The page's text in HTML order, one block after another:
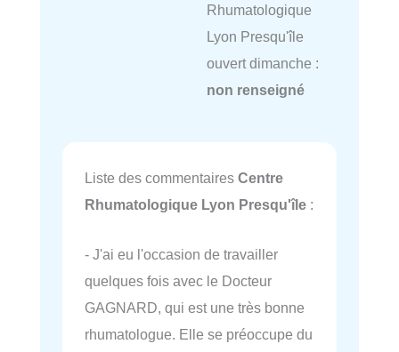
Rhumatologique
Lyon Presqu'île
ouvert dimanche :
non renseigné
Liste des commentaires Centre
Rhumatologique Lyon Presqu'île :
- J'ai eu l'occasion de travailler
quelques fois avec le Docteur
GAGNARD, qui est une très bonne
rhumatologue. Elle se préoccupe du